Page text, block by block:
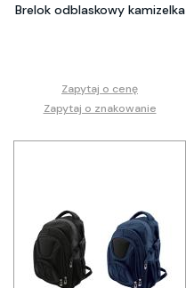
Brelok odblaskowy kamizelka
Zapytaj o cenę
Zapytaj o znakowanie